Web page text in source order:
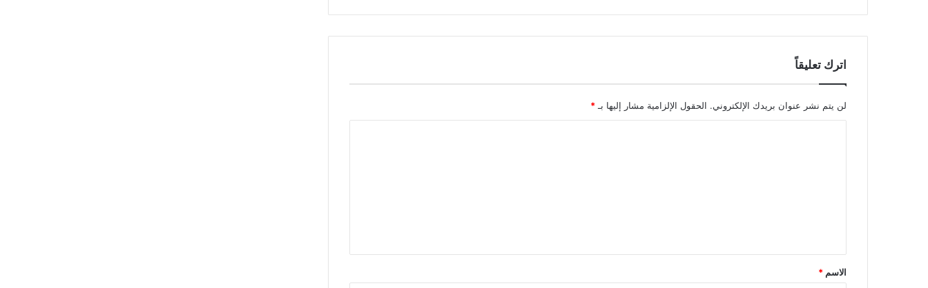
اترك تعليقاً
لن يتم نشر عنوان بريدك الإلكتروني. الحقول الإلزامية مشار إليها بـ *
ق
*
الاسم *